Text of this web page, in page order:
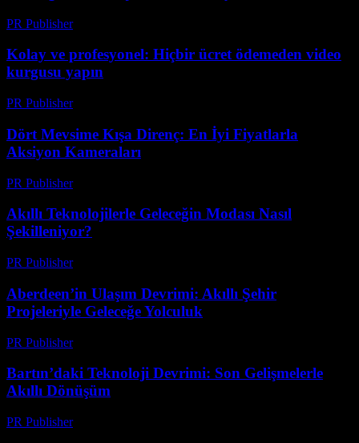
PR Publisher-
Kolay ve profesyonel: Hiçbir ücret ödemeden video
kurgusu yapın
PR Publisher-
Dört Mevsime Kışa Direnç: En İyi Fiyatlarla
Aksiyon Kameraları
PR Publisher-
Akıllı Teknolojilerle Geleceğin Modası Nasıl
Şekilleniyor?
PR Publisher-
Aberdeen’in Ulaşım Devrimi: Akıllı Şehir
Projeleriyle Geleceğe Yolculuk
PR Publisher-
Bartın’daki Teknoloji Devrimi: Son Gelişmelerle
Akıllı Dönüşüm
PR Publisher-